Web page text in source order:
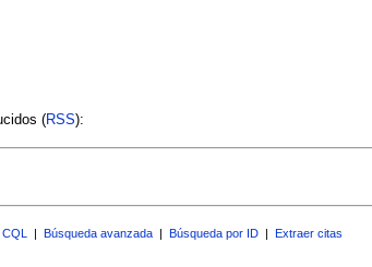
(RSS):
| Búsqueda avanzada | Búsqueda por ID | Extraer citas